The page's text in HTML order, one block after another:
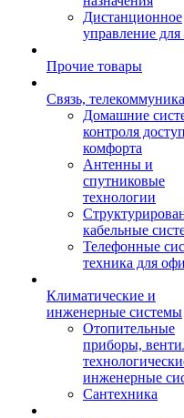
Дистанционное
управление
Прочие товары
Связь,
Домашние
контроля
комфорта
Антенны и
спутниковые
технологии
кабельные
Телефонные
техника для
Климатические и
инженерные системы
Отопительные
приборы,
инженерные
Сантехника